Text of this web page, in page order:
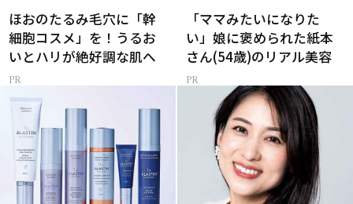
ほおのたるみ毛穴に「幹
細胞コスメ」を！うるお
いとハリが絶好調な肌へ
「ママみたいになりた
い」娘に褒められた紙本
さん(54歳)のリアル美容